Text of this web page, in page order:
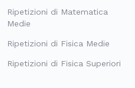
Ripetizioni di Matematica
Medie
Ripetizioni di Fisica Medie
Ripetizioni di Fisica Superiori